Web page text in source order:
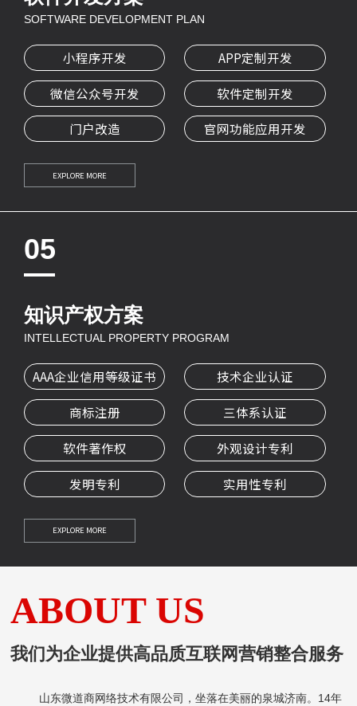
SOFTWARE DEVELOPMENT PLAN
小程序开发 APP定制开发
微信公众号开发 软件定制开发
门户改造 官网功能应用开发
EXPLORE MORE
05
知识产权方案
INTELLECTUAL PROPERTY PROGRAM
AAA企业信用等级证书 技术企业认证
商标注册 三体系认证
软件著作权 外观设计专利
发明专利 实用性专利
EXPLORE MORE
ABOUT US
我们为企业提供高品质互联网营销整合服务
山东微道商网络技术有限公司，坐落在美丽的泉城济南。14年